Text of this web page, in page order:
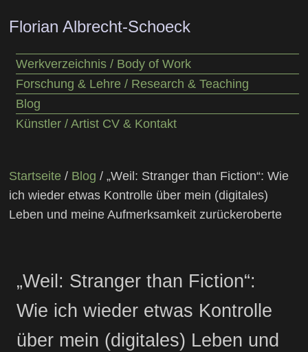
Florian Albrecht-Schoeck
Werkverzeichnis / Body of Work
Forschung & Lehre / Research & Teaching
Blog
Künstler / Artist CV & Kontakt
Startseite / Blog / „Weil: Stranger than Fiction“: Wie
ich wieder etwas Kontrolle über mein (digitales)
Leben und meine Aufmerksamkeit zurückeroberte
„Weil: Stranger than Fiction“:
Wie ich wieder etwas Kontrolle
über mein (digitales) Leben und